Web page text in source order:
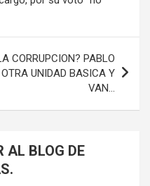
CORRUPCION? PABLO
UNIDAD BASICA Y
VAN…
AL BLOG DE